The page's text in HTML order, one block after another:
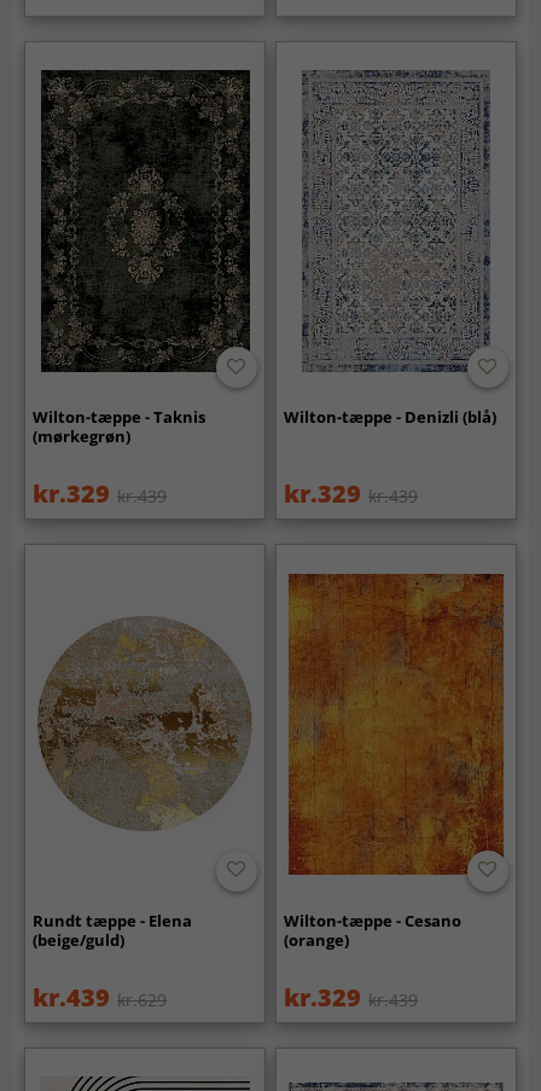
Wilton-tæppe - Taknis
(mørkegrøn)
kr.329 kr.439
Wilton-tæppe - Denizli (blå)
kr.329 kr.439
Rundt tæppe - Elena
(beige/guld)
kr.439 kr.629
Wilton-tæppe - Cesano
(orange)
kr.329 kr.439